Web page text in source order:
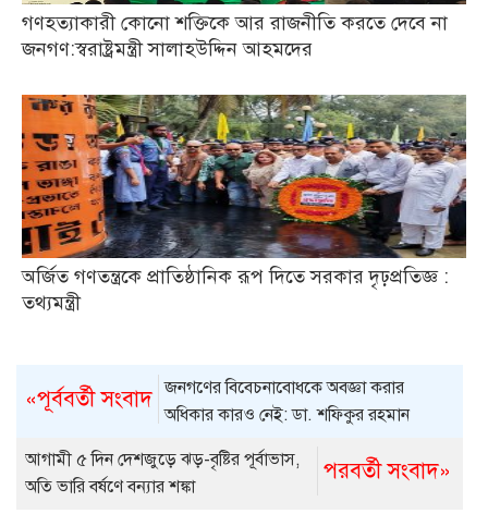
গণহত্যাকারী কোনো শক্তিকে আর রাজনীতি করতে দেবে না
জনগণ:স্বরাষ্ট্রমন্ত্রী সালাহউদ্দিন আহমদের
অর্জিত গণতন্ত্রকে প্রাতিষ্ঠানিক রূপ দিতে সরকার দৃঢ়প্রতিজ্ঞ :
তথ্যমন্ত্রী
«পূর্ববর্তী সংবাদ জনগণের বিবেচনাবোধকে অবজ্ঞা করার
অধিকার কারও নেই: ডা. শফিকুর রহমান
পরবর্তী সংবাদ»
আগামী ৫ দিন দেশজুড়ে ঝড়-বৃষ্টির পূর্বাভাস,
অতি ভারি বর্ষণে বন্যার শঙ্কা